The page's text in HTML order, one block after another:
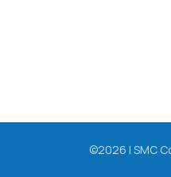
©2026 | SMC